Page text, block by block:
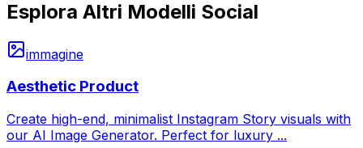
Esplora Altri Modelli Social
immagine
Aesthetic Product
Create high-end, minimalist Instagram Story visuals with
our AI Image Generator. Perfect for luxury ...